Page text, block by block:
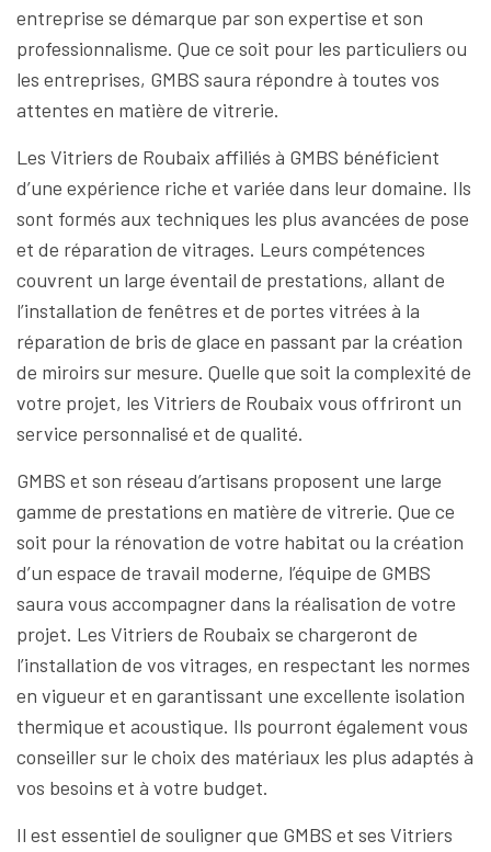
entreprise se démarque par son expertise et son
professionnalisme. Que ce soit pour les particuliers ou
les entreprises, GMBS saura répondre à toutes vos
attentes en matière de vitrerie.
Les Vitriers de Roubaix affiliés à GMBS bénéficient
d’une expérience riche et variée dans leur domaine. Ils
sont formés aux techniques les plus avancées de pose
et de réparation de vitrages. Leurs compétences
couvrent un large éventail de prestations, allant de
l’installation de fenêtres et de portes vitrées à la
réparation de bris de glace en passant par la création
de miroirs sur mesure. Quelle que soit la complexité de
votre projet, les Vitriers de Roubaix vous offriront un
service personnalisé et de qualité.
GMBS et son réseau d’artisans proposent une large
gamme de prestations en matière de vitrerie. Que ce
soit pour la rénovation de votre habitat ou la création
d’un espace de travail moderne, l’équipe de GMBS
saura vous accompagner dans la réalisation de votre
projet. Les Vitriers de Roubaix se chargeront de
l’installation de vos vitrages, en respectant les normes
en vigueur et en garantissant une excellente isolation
thermique et acoustique. Ils pourront également vous
conseiller sur le choix des matériaux les plus adaptés à
vos besoins et à votre budget.
Il est essentiel de souligner que GMBS et ses Vitriers